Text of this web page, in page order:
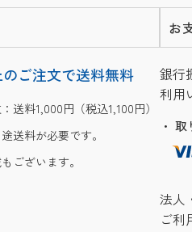
ご注文で送料無料
送料1,000円（税込1,100円）
送料が必要です。
ございます。
お
銀行
利用
・
法人
ご利